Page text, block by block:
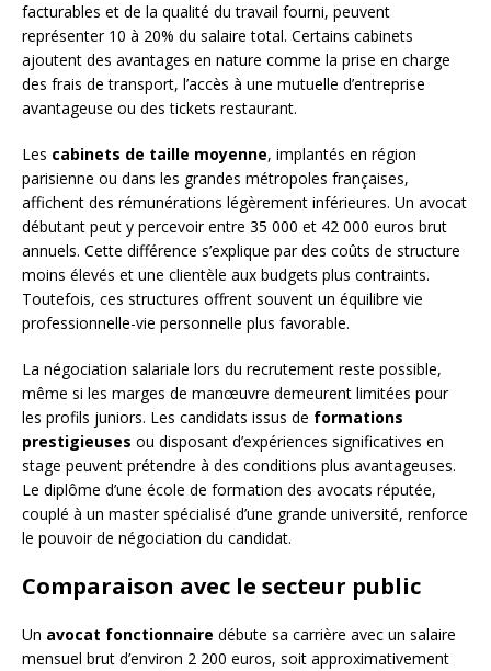
facturables et de la qualité du travail fourni, peuvent
représenter 10 à 20% du salaire total. Certains cabinets
ajoutent des avantages en nature comme la prise en charge
des frais de transport, l’accès à une mutuelle d’entreprise
avantageuse ou des tickets restaurant.
Les cabinets de taille moyenne, implantés en région
parisienne ou dans les grandes métropoles françaises,
affichent des rémunérations légèrement inférieures. Un avocat
débutant peut y percevoir entre 35 000 et 42 000 euros brut
annuels. Cette différence s’explique par des coûts de structure
moins élevés et une clientèle aux budgets plus contraints.
Toutefois, ces structures offrent souvent un équilibre vie
professionnelle-vie personnelle plus favorable.
La négociation salariale lors du recrutement reste possible,
même si les marges de manœuvre demeurent limitées pour
les profils juniors. Les candidats issus de formations
prestigieuses ou disposant d’expériences significatives en
stage peuvent prétendre à des conditions plus avantageuses.
Le diplôme d’une école de formation des avocats réputée,
couplé à un master spécialisé d’une grande université, renforce
le pouvoir de négociation du candidat.
Comparaison avec le secteur public
Un avocat fonctionnaire débute sa carrière avec un salaire
mensuel brut d’environ 2 200 euros, soit approximativement